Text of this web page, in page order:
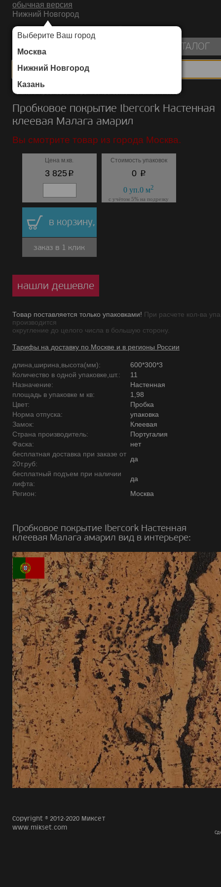
обычная версия
Нижний Новгород
Выберите Ваш город
Москва
Нижний Новгород
Казань
ИНТЕРНЕТ-МАГАЗИН НАПОЛЬНЫХ ПОКРЫТИЙ
КАТАЛОГ
Каталог/Пробковое покрытие/Ibercork/Настенная клеевая
Пробковое покрытие Ibercork Настенная
клеевая Малага амарил
Вы смотрите товар из города Москва.
Цена м.кв.
3 825p
Стоимость упаковок
0 p
0 уп.0 м2
с учётом 5% на подрезку
в корзину,
заказ в 1 клик
нашли дешевле
Товар поставляется только упаковками! При расчете кол-ва
производится
округление до целого числа в большую сторону.
Тарифы на доставку по Москве и в регионы России
длина,ширина,высота(мм):
600*300*3
Количество в одной упаковке,шт.:
11
Назначение:
Настенная
площадь в упаковке м кв:
1,98
Цвет:
Пробка
Норма отпуска:
упаковка
Замок:
Клеевая
Страна производитель:
Португалия
Фаска:
нет
бесплатная доставка при заказе от
20т.руб:
да
бесплатный подъем при наличии
лифта:
да
Регион:
Москва
Пробковое покрытие Ibercork Настенная
клеевая Малага амарил вид в интерьере:
Copyright © 2012-2020 Миксет
www.mikset.com